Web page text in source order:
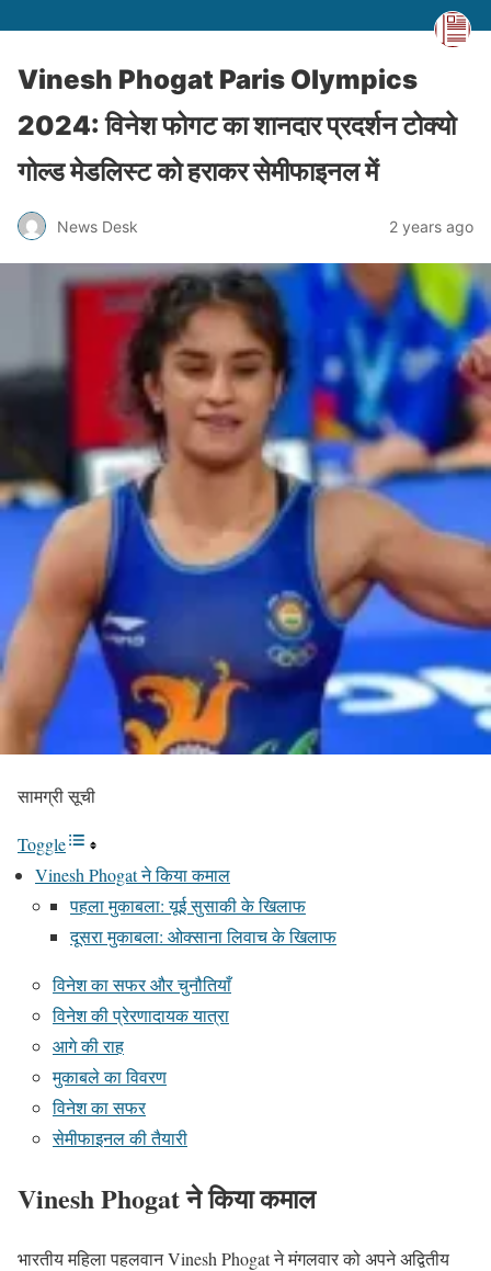
Vinesh Phogat Paris Olympics
2024: विनेश फोगट का शानदार प्रदर्शन टोक्यो
गोल्ड मेडलिस्ट को हराकर सेमीफाइनल में
News Desk 2 years ago
सामग्री सूची
Toggle
Vinesh Phogat ने किया कमाल
पहला मुकाबला: यूई सुसाकी के खिलाफ
दूसरा मुकाबला: ओक्साना लिवाच के खिलाफ
विनेश का सफर और चुनौतियाँ
विनेश की प्रेरणादायक यात्रा
आगे की राह
मुकाबले का विवरण
विनेश का सफर
सेमीफाइनल की तैयारी
Vinesh Phogat ने किया कमाल
भारतीय महिला पहलवान Vinesh Phogat ने मंगलवार को अपने अद्वितीय